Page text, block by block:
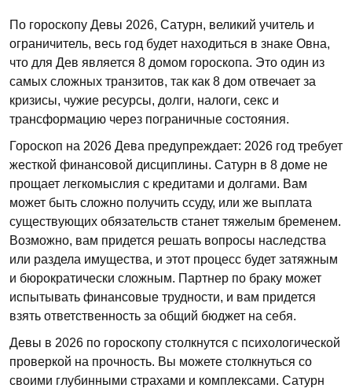
По гороскопу Девы 2026, Сатурн, великий учитель и
ограничитель, весь год будет находиться в знаке Овна,
что для Дев является 8 домом гороскопа. Это один из
самых сложных транзитов, так как 8 дом отвечает за
кризисы, чужие ресурсы, долги, налоги, секс и
трансформацию через пограничные состояния.
Гороскоп на 2026 Дева предупреждает: 2026 год требует
жесткой финансовой дисциплины. Сатурн в 8 доме не
прощает легкомыслия с кредитами и долгами. Вам
может быть сложно получить ссуду, или же выплата
существующих обязательств станет тяжелым бременем.
Возможно, вам придется решать вопросы наследства
или раздела имущества, и этот процесс будет затяжным
и бюрократически сложным. Партнер по браку может
испытывать финансовые трудности, и вам придется
взять ответственность за общий бюджет на себя.
Девы в 2026 по гороскопу столкнутся с психологической
проверкой на прочность. Вы можете столкнуться со
своими глубинными страхами и комплексами. Сатурн